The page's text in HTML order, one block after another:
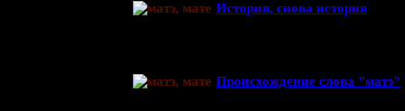
История, снова история
Происхождение слова "матэ"